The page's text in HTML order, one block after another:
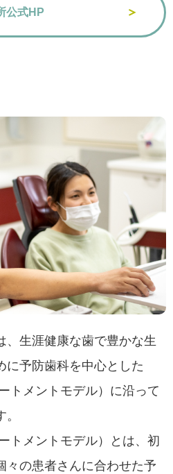
公式HP
、生涯健康な歯で豊かな生
に予防歯科を中心とした
トメントモデル）に沿って
トメントモデル）とは、初
々の患者さんに合わせた予